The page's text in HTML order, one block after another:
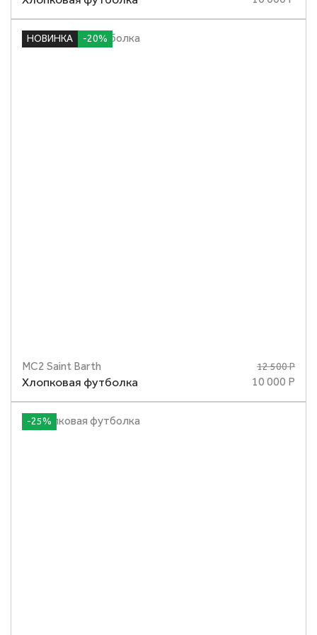
НОВИНКА -20%
Размеры L
MC2 Saint Barth
Хлопковая футболка
12 500 Р
10 000 Р
-25%